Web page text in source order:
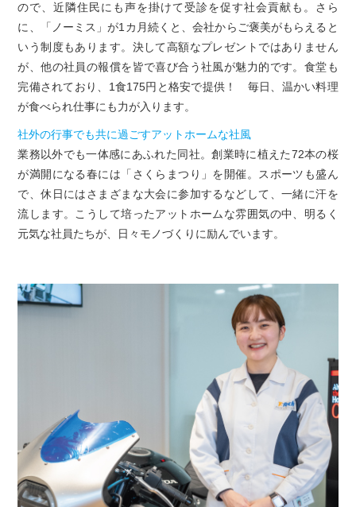
ので、近隣住民にも声を掛けて受診を促す社会貢献も。さら
に、「ノーミス」が1カ月続くと、会社からご褒美がもらえると
いう制度もあります。決して高額なプレゼントではありません
が、他の社員の報償を皆で喜び合う社風が魅力的です。食堂も
完備されており、1食175円と格安で提供！ 毎日、温かい料理
が食べられ仕事にも力が入ります。
社外の行事でも共に過ごすアットホームな社風
業務以外でも一体感にあふれた同社。創業時に植えた72本の桜
が満開になる春には「さくらまつり」を開催。スポーツも盛ん
で、休日にはさまざまな大会に参加するなどして、一緒に汗を
流します。こうして培ったアットホームな雰囲気の中、明るく
元気な社員たちが、日々モノづくりに励んでいます。